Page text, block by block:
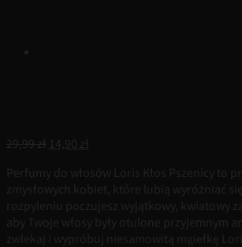
29,99zł Pierwotna
wynosiła:
29,99 zł.
14,90 zł
wynosi:
14,90 zł.
Perfumy do włosów Loris Kłos Pszenicy to
zmysłowych kobiet, które lubią wyróżniać się
rozpyleniu poczujesz wyjątkowy, kwiatowy
aby Twoje włosy były otulone przyjemnym
zwlekaj i wypróbuj niesamowitą mgiełkę